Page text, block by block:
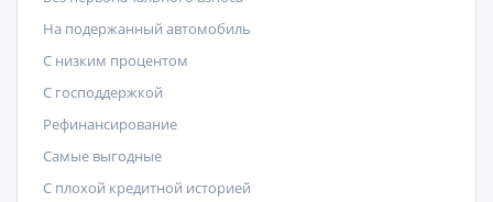
На подержанный автомобиль
С низким процентом
C господдержкой
Рефинансирование
Самые выгодные
С плохой кредитной историей